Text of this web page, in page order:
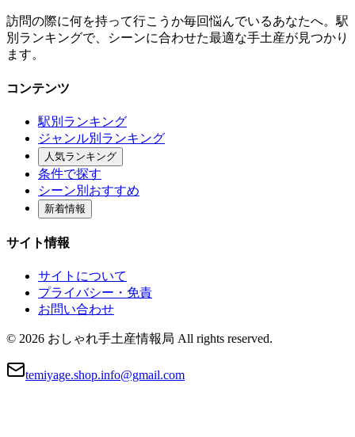
訪問の際に何を持って行こうか毎回悩んでいるあなたへ。駅
別ランキングで、シーンに合わせた最適な手土産が見つかり
ます。
コンテンツ
駅別ランキング
ジャンル別ランキング
人気ランキング
条件で探す
シーン別おすすめ
新着情報
サイト情報
サイトについて
プライバシー・免責
お問い合わせ
© 2026 おしゃれ手土産情報局 All rights reserved.
temiyage.shop.info@gmail.com